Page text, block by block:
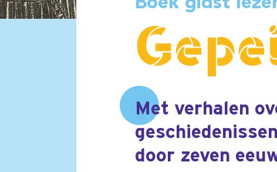
geschiedenissen gidst
door zeven eeuwen
Vrij van risico is het
Vraag het aan Jan Kock
opdracht kreeg het
zee te voeren. Door ‘een
en onverschoonlijke
schip bij Texel op een
kwestie hoog op en